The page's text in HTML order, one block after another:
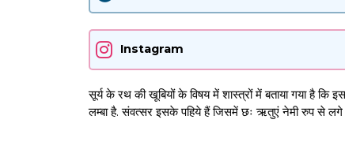
Instagram
सूर्य के रथ की खूबियों के विषय में शास्त्रों में बताया गया है
लम्बा है. संवत्सर इसके पहिये हैं जिसमें छः ऋतुएं नेमी रुप से